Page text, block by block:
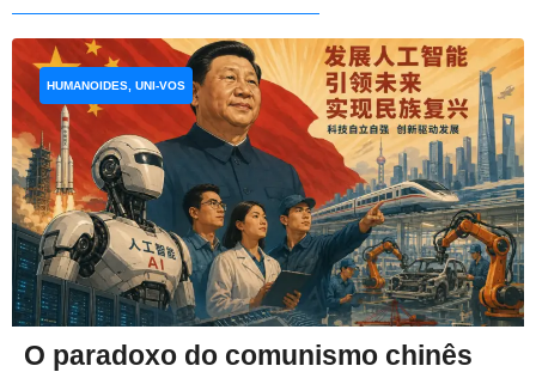
O paradoxo do comunismo chinês
HUMANOIDES, UNI-VOS